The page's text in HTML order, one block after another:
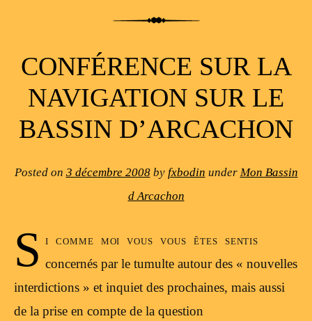
CONFÉRENCE SUR LA
NAVIGATION SUR LE
BASSIN D’ARCACHON
Posted on 3 décembre 2008by fxbodin under Mon Bassin
d Arcachon
S i comme moi vous vous êtes sentis
concernés par le tumulte autour des « nouvelles
interdictions » et inquiet des prochaines, mais aussi
de la prise en compte de la question